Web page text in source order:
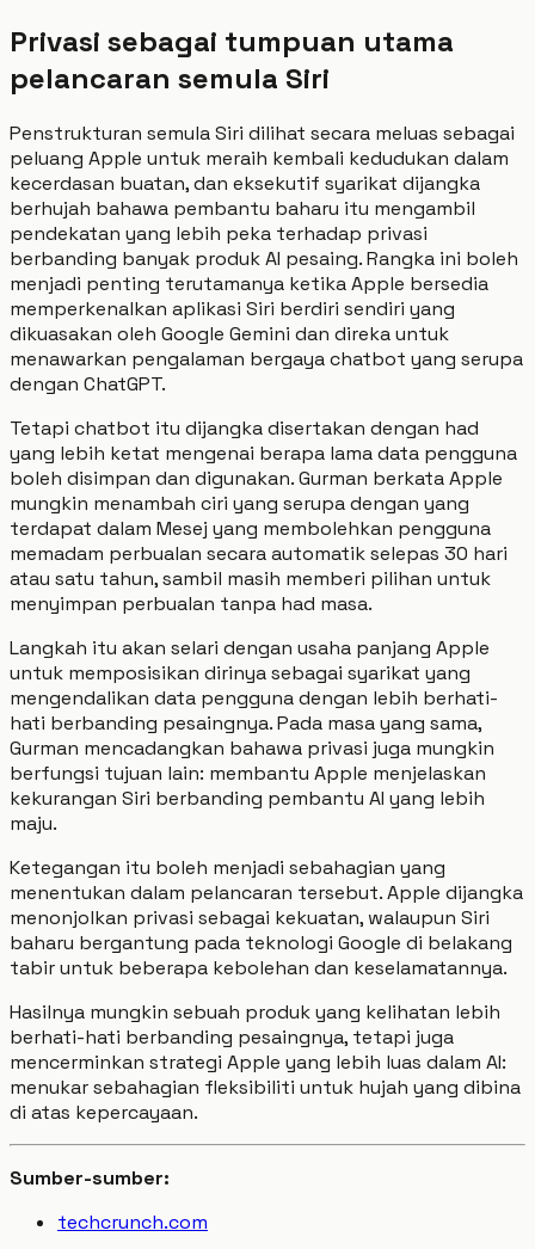
Privasi sebagai tumpuan utama
pelancaran semula Siri
Penstrukturan semula Siri dilihat secara meluas sebagai
peluang Apple untuk meraih kembali kedudukan dalam
kecerdasan buatan, dan eksekutif syarikat dijangka
berhujah bahawa pembantu baharu itu mengambil
pendekatan yang lebih peka terhadap privasi
berbanding banyak produk AI pesaing. Rangka ini boleh
menjadi penting terutamanya ketika Apple bersedia
memperkenalkan aplikasi Siri berdiri sendiri yang
dikuasakan oleh Google Gemini dan direka untuk
menawarkan pengalaman bergaya chatbot yang serupa
dengan ChatGPT.
Tetapi chatbot itu dijangka disertakan dengan had
yang lebih ketat mengenai berapa lama data pengguna
boleh disimpan dan digunakan. Gurman berkata Apple
mungkin menambah ciri yang serupa dengan yang
terdapat dalam Mesej yang membolehkan pengguna
memadam perbualan secara automatik selepas 30 hari
atau satu tahun, sambil masih memberi pilihan untuk
menyimpan perbualan tanpa had masa.
Langkah itu akan selari dengan usaha panjang Apple
untuk memposisikan dirinya sebagai syarikat yang
mengendalikan data pengguna dengan lebih berhati-
hati berbanding pesaingnya. Pada masa yang sama,
Gurman mencadangkan bahawa privasi juga mungkin
berfungsi tujuan lain: membantu Apple menjelaskan
kekurangan Siri berbanding pembantu AI yang lebih
maju.
Ketegangan itu boleh menjadi sebahagian yang
menentukan dalam pelancaran tersebut. Apple dijangka
menonjolkan privasi sebagai kekuatan, walaupun Siri
baharu bergantung pada teknologi Google di belakang
tabir untuk beberapa kebolehan dan keselamatannya.
Hasilnya mungkin sebuah produk yang kelihatan lebih
berhati-hati berbanding pesaingnya, tetapi juga
mencerminkan strategi Apple yang lebih luas dalam AI:
menukar sebahagian fleksibiliti untuk hujah yang dibina
di atas kepercayaan.
Sumber-sumber:
techcrunch.com